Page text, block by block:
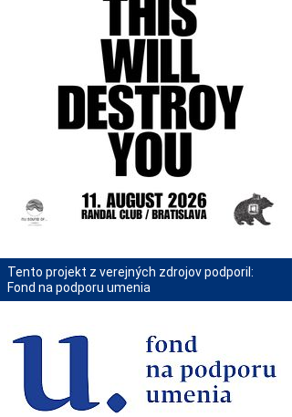
Tento projekt z verejných zdrojov podporil:
Fond na podporu umenia